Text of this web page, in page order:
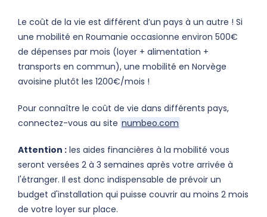
Le coût de la vie est différent d’un pays à un autre ! Si
une mobilité en Roumanie occasionne environ 500€
de dépenses par mois (loyer + alimentation +
transports en commun), une mobilité en Norvège
avoisine plutôt les 1200€/mois !
Pour connaître le coût de vie dans différents pays,
connectez-vous au site numbeo.com
Attention : les aides financières à la mobilité vous
seront versées 2 à 3 semaines après votre arrivée à
l'étranger. Il est donc indispensable de prévoir un
budget d'installation qui puisse couvrir au moins 2 mois
de votre loyer sur place.